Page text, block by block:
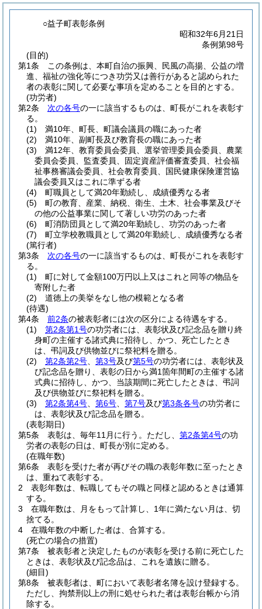
○益子町表彰条例
昭和32年6月21日
条例第98号
(目的)
第1条
この条例は、本町自治の振興、民風の高揚、公益の増
進、福祉の強化等につき功労又は善行があると認められた
者の表彰に関して必要な事項を定めることを目的とする。
(功労者)
第2条
次の各号の一に該当するものは、町長がこれを表彰す
る。
(1)
満10年、町長、町議会議員の職にあった者
(2)
満10年、副町長及び教育長の職にあった者
(3)
満12年、教育委員会委員、選挙管理委員会委員、農業
委員会委員、監査委員、固定資産評価審査委員、社会福
祉事務審議会委員、社会教育委員、国民健康保険運営協
議会委員又はこれに準ずる者
(4)
町職員として満20年勤続し、成績優秀なる者
(5)
町の教育、産業、納税、衛生、土木、社会事業及びそ
の他の公益事業に関して著しい功労のあった者
(6)
町消防団員として満20年勤続し、功労のあった者
(7)
町立学校教職員として満20年勤続し、成績優秀なる者
(篤行者)
第3条
次の各号の一に該当するものは、町長がこれを表彰す
る。
(1)
町に対して金額100万円以上又はこれと同等の物品を
寄附した者
(2)
道徳上の美挙をなし他の模範となる者
(待遇)
第4条
前2条の被表彰者には次の区分による待遇をする。
(1)
第2条第1号の功労者には、表彰状及び記念品を贈り終
身町の主催する諸式典に招待し、かつ、死亡したとき
は、弔詞及び供物並びに祭祀料を贈る。
(2)
第2条第2号 第3号及び第5号の功労者には、表彰状及
び記念品を贈り、表彰の日から満1箇年間町の主催する諸
式典に招待し、かつ、当該期間に死亡したときは、弔詞
及び供物並びに祭祀料を贈る。
(3)
第2条第4号 第6号 第7号及び第3条各号の功労者に
は、表彰状及び記念品を贈る。
(表彰期日)
第5条
表彰は、毎年11月に行う。 ただし、 第2条第4号の功
労者の表彰の日は、町長が別に定める。
(在職年数)
第6条
表彰を受けた者が再びその職の表彰年数に至ったとき
は、重ねて表彰する。
2
表彰年数は、転職してもその職と同様と認めるときは通算
する。
3
在職年数は、月をもって計算し、1年に満たない月は、切
捨てる。
4
在職年数の中断した者は、合算する。
(死亡の場合の措置)
第7条
被表彰者と決定したものが表彰を受ける前に死亡した
ときは、表彰状及び記念品は、これを遺族に贈る。
(細目)
第8条
被表彰者は、町において表彰者名簿を設け登録する。
ただし、拘禁刑以上の刑に処せられた者は表彰台帳から消
除する。